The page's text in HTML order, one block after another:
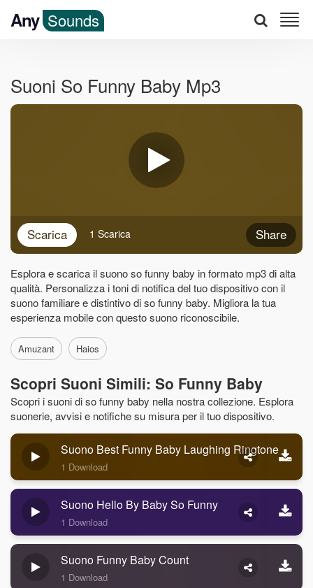
Any Sounds
Suoni So Funny Baby Mp3
Scarica Share
1 Scarica
Esplora e scarica il suono so funny baby in formato mp3 di alta
qualità. Personalizza i toni di notifica del tuo dispositivo con il
suono familiare e distintivo di so funny baby. Migliora la tua
esperienza mobile con questo suono riconoscibile.
Amuzant Haios
Scopri Suoni Simili: So Funny Baby
Scopri i suoni di so funny baby nella nostra collezione. Esplora
suonerie, avvisi e notifiche su misura per il tuo dispositivo.
Suono Best Funny Baby Laughing Ringtone
1 Download
Suono Hello By Baby So Funny
1 Download
Suono Funny Baby Count
1 Download